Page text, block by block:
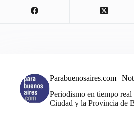
Parabuenosaires.com |
Periodismo en tiempo
Ciudad y la Provincia de